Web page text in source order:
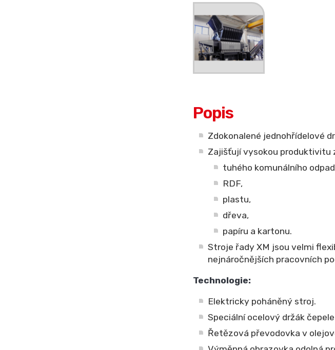
Popis
Zdokonalené jednohřídelové
Zajišťují vysokou produktivitu
tuhého komunálního
RDF,
plastu,
dřeva,
papíru a kartonu.
Stroje řady XM jsou velmi
nejnáročnějších pracovních
Technologie:
Elektricky poháněný stroj.
Speciální ocelový držák
Řetězová převodovka v